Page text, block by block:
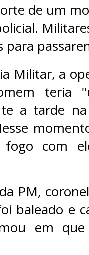
de um
para
Militar, a
teria
a tarde
fogo com
PM,
baleado e
em